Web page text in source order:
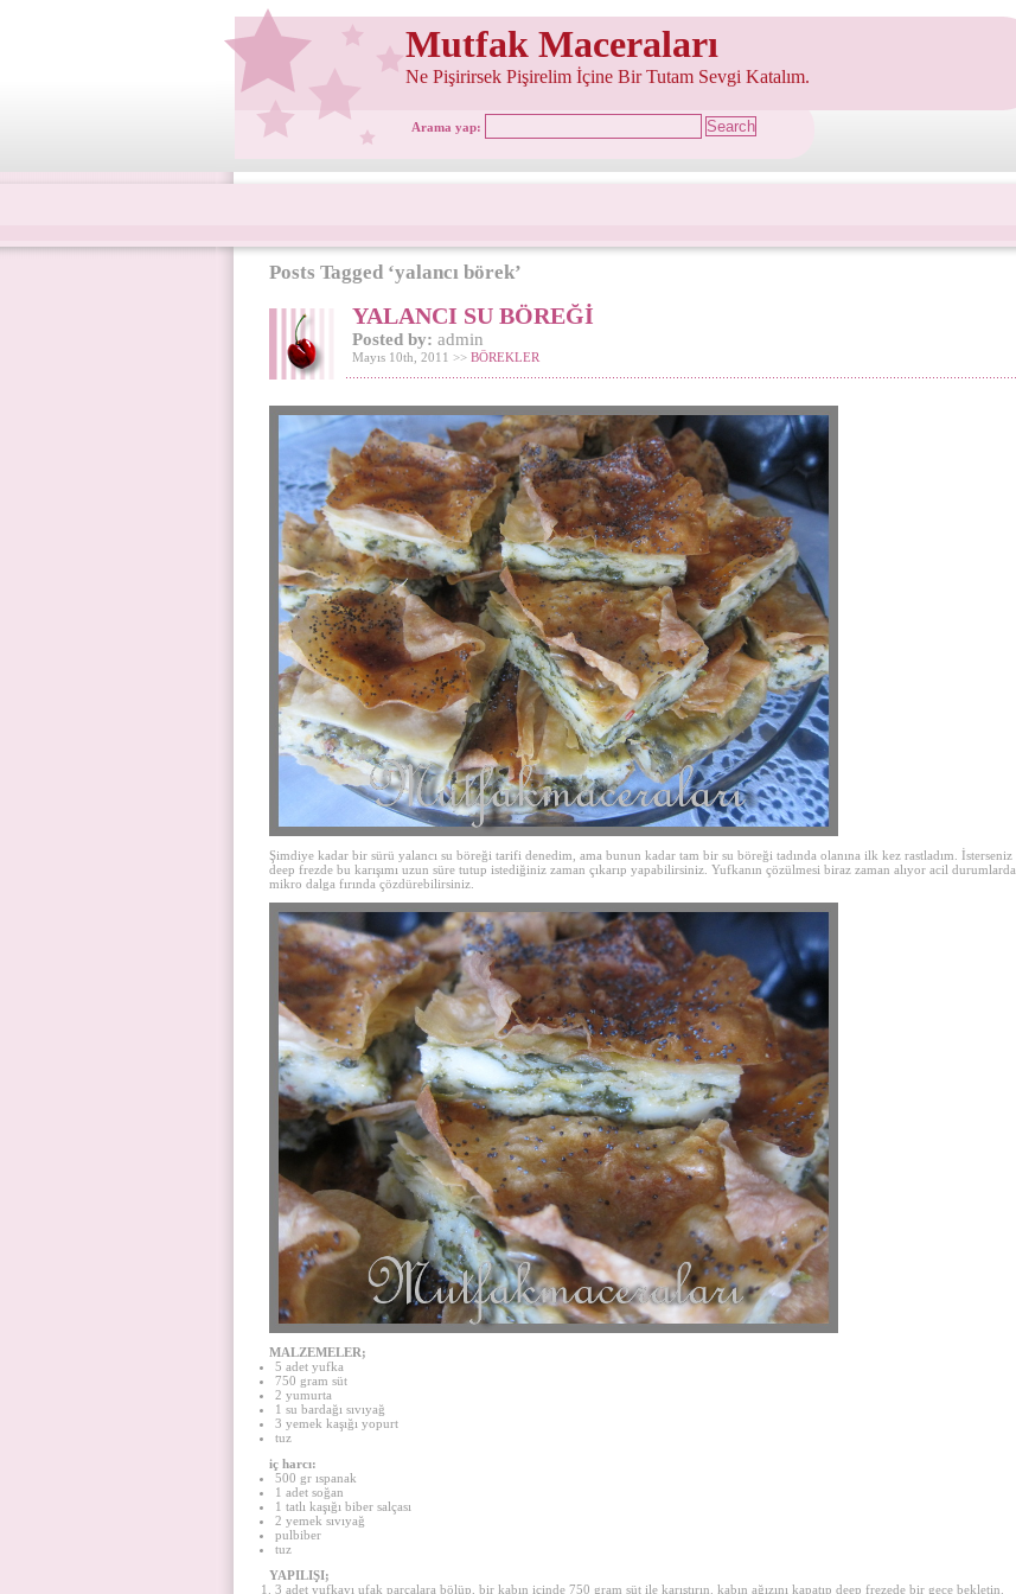
Mutfak Maceraları
Ne Pişirirsek Pişirelim İçine Bir Tutam Sevgi Katalım.
Arama yap:
Posts Tagged ‘yalancı börek’
YALANCI SU BÖREĞİ
Posted by: admin
Mayıs 10th, 2011 >> BÖREKLER
Şimdiye kadar bir sürü yalancı su böreği tarifi denedim, ama bunun kadar tam bir su böreği tadında olanına ilk kez rastladım. İsterseniz
deep frezde bu karışımı uzun süre tutup istediğiniz zaman çıkarıp yapabilirsiniz. Yufkanın çözülmesi biraz zaman alıyor acil durumlarda
mikro dalga fırında çözdürebilirsiniz.
MALZEMELER;
5 adet yufka
750 gram süt
2 yumurta
1 su bardağı sıvıyağ
3 yemek kaşığı yopurt
tuz
iç harcı:
500 gr ıspanak
1 adet soğan
1 tatlı kaşığı biber salçası
2 yemek sıvıyağ
pulbiber
tuz
YAPILIŞI;
3 adet yufkayı ufak parçalara bölüp, bir kabın içinde 750 gram süt ile karıştırın. kabın ağızını kapatıp deep frezede bir gece bekletin.